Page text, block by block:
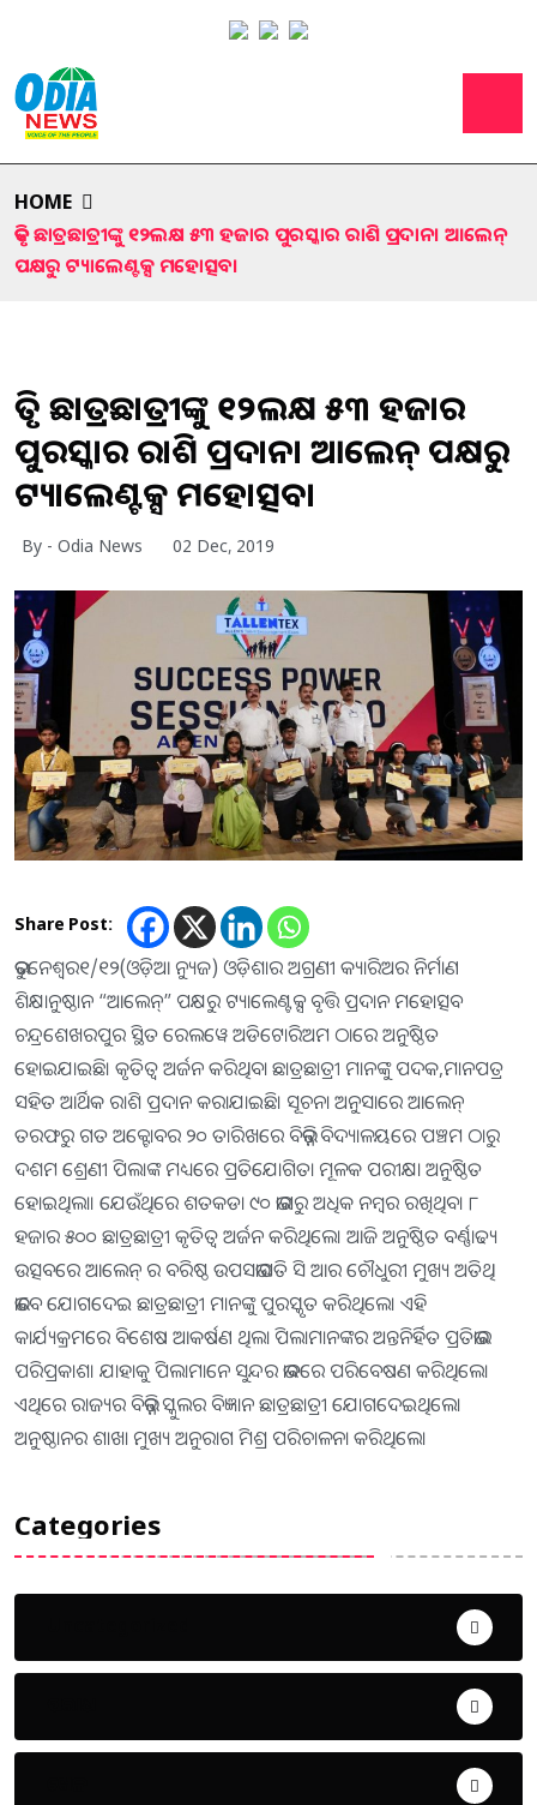
HOME
କୃତି ଛାତ୍ରଛାତ୍ରୀଙ୍କୁ ୧୨ଲକ୍ଷ ୫୩ ହଜାର ପୁରସ୍କାର ରାଶି ପ୍ରଦାନ। ଆଲେନ୍
ପକ୍ଷରୁ ଟ୍ୟାଲେଣ୍ଟକ୍ସ ମହୋତ୍ସବ।
କୃତି ଛାତ୍ରଛାତ୍ରୀଙ୍କୁ ୧୨ଲକ୍ଷ ୫୩ ହଜାର
ପୁରସ୍କାର ରାଶି ପ୍ରଦାନ। ଆଲେନ୍ ପକ୍ଷରୁ
ଟ୍ୟାଲେଣ୍ଟକ୍ସ ମହୋତ୍ସବ।
By - Odia News 02 Dec, 2019
Share Post:
ଭୁବନେଶ୍ୱର୧/୧୨(ଓଡ଼ିଆ ନ୍ୟୁଜ) ଓଡ଼ିଶାର ଅଗ୍ରଣୀ କ୍ୟାରିଅର ନିର୍ମାଣ
ଶିକ୍ଷାନୁଷ୍ଠାନ “ଆଲେନ୍” ପକ୍ଷରୁ ଟ୍ୟାଲେଣ୍ଟକ୍ସ ବୃତ୍ତି ପ୍ରଦାନ ମହୋତ୍ସବ
ଚନ୍ଦ୍ରଶେଖରପୁର ସ୍ଥିତ ରେଲୱେ ଅଡିଟୋରିଅମ ଠାରେ ଅନୁଷ୍ଠିତ
ହୋଇଯାଇଛି। କୃତିତ୍ବ ଅର୍ଜନ କରିଥିବା ଛାତ୍ରଛାତ୍ରୀ ମାନଙ୍କୁ ପଦକ,ମାନପତ୍ର
ସହିତ ଆର୍ଥିକ ରାଶି ପ୍ରଦାନ କରାଯାଇଛି। ସୂଚନା ଅନୁସାରେ ଆଲେନ୍
ତରଫରୁ ଗତ ଅକ୍ଟୋବର ୨୦ ତାରିଖରେ ବିଭିନ୍ନ ବିଦ୍ୟାଳୟରେ ପଞ୍ଚମ ଠାରୁ
ଦଶମ ଶ୍ରେଣୀ ପିଲାଙ୍କ ମଧ୍ୟରେ ପ୍ରତିଯୋଗିତା ମୂଳକ ପରୀକ୍ଷା ଅନୁଷ୍ଠିତ
ହୋଇଥିଲା। ଯେଉଁଥିରେ ଶତକଡା ୯୦ ଭାଗରୁ ଅଧିକ ନମ୍ବର ରଖିଥିବା ୮
ହଜାର ୫୦୦ ଛାତ୍ରଛାତ୍ରୀ କୃତିତ୍ୱ ଅର୍ଜନ କରିଥିଲେ। ଆଜି ଅନୁଷ୍ଠିତ ବର୍ଣ୍ଣାଢ୍ୟ
ଉତ୍ସବରେ ଆଲେନ୍ ର ବରିଷ୍ଠ ଉପସଭାପତି ସି ଆର ଚୌଧୁରୀ ମୁଖ୍ୟ ଅତିଥି
ଭାବେ ଯୋଗଦେଇ ଛାତ୍ରଛାତ୍ରୀ ମାନଙ୍କୁ ପୁରସ୍କୃତ କରିଥିଲେ। ଏହି
କାର୍ଯ୍ୟକ୍ରମରେ ବିଶେଷ ଆକର୍ଷଣ ଥିଲା ପିଲାମାନଙ୍କର ଅନ୍ତନିର୍ହିତ ପ୍ରତିଭାର
ପରିପ୍ରକାଶ। ଯାହାକୁ ପିଲାମାନେ ସୁନ୍ଦର ଭାବରେ ପରିବେଷଣ କରିଥିଲେ।
ଏଥିରେ ରାଜ୍ୟର ବିଭିନ୍ନ ସ୍କୁଲର ବିଜ୍ଞାନ ଛାତ୍ରଛାତ୍ରୀ ଯୋଗଦେଇଥିଲେ।
ଅନୁଷ୍ଠାନର ଶାଖା ମୁଖ୍ୟ ଅନୁରାଗ ମିଶ୍ର ପରିଚାଳନା କରିଥିଲେ।
Categories